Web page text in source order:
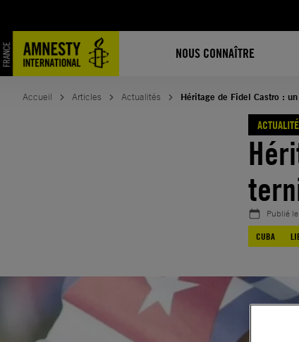
NOUS CONNAÎTRE
contenu
Accueil Articles Actualités Héritage de Fidel Castro :
ACTUALITÉ
Publié le
CUBA